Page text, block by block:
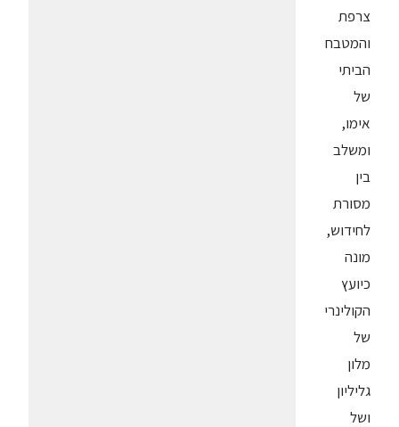
צרפת
והמטבח
הביתי
של
אימו,
ומשלב
בין
מסורת
לחידוש,
מונה
כיועץ
הקולינרי
של
מלון
גליליון
ושל